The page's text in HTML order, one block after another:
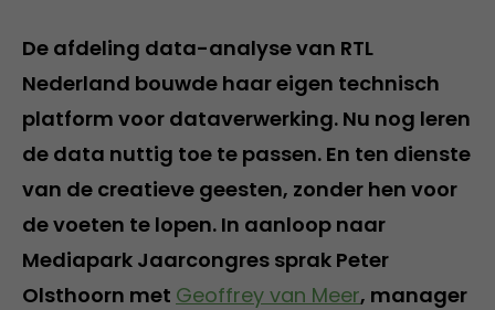
De afdeling data-analyse van RTL
Nederland bouwde haar eigen technisch
platform voor dataverwerking. Nu nog leren
de data nuttig toe te passen. En ten dienste
van de creatieve geesten, zonder hen voor
de voeten te lopen. In aanloop naar
Mediapark Jaarcongres sprak Peter
Olsthoorn met Geoffrey van Meer, manager